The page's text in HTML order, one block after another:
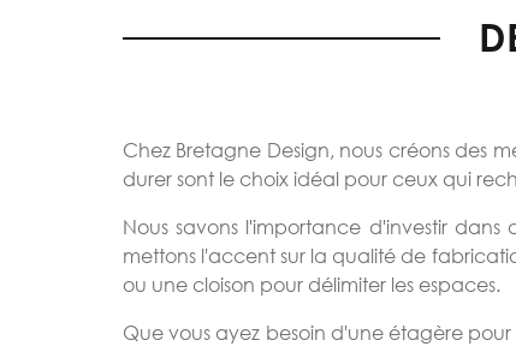
Chez Bretagne Design, nous créons des
durer sont le choix idéal pour ceux qui
Nous savons l'importance d'investir
mettons l'accent sur la qualité de
ou une cloison pour délimiter les espaces.
Que vous ayez besoin d'une étagère